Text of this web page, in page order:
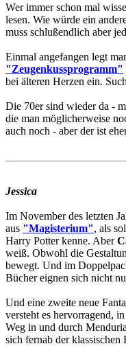
Wer immer schon mal
lesen. Wie würde ein
muss schlußendlich aber
Einmal angefangen legt
"Zeugenkussprogramm"
bei älteren Herzen ein.
Die 70er sind wieder da -
die man möglicherweise
auch noch - aber der ist
Jessica
Im November des letzten
aus "Magisterium", als
Harry Potter kenne. Aber
weiß. Obwohl die
bewegt. Und im
Bücher eignen sich nicht
Und eine zweite neue
versteht es hervorragend,
Weg in und durch
sich fernab der